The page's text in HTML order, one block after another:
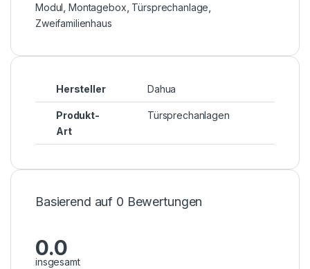
Modul ,Montagebox Türsprechanlage
Zweifamilienhaus
Hersteller Dahua
Produkt-
Art
Türsprechanlagen
Basierend auf 0 Bewertungen
0.0
insgesamt